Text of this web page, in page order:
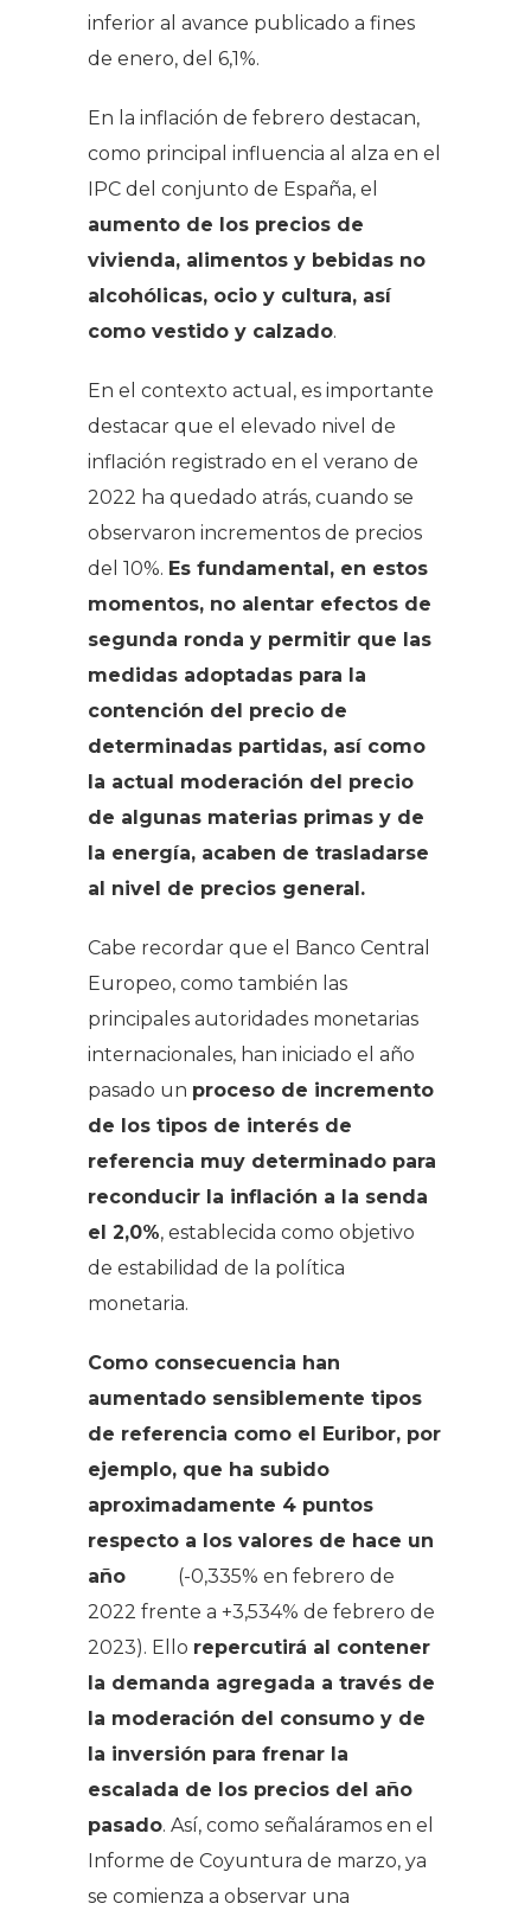
inferior al avance publicado a fines
de enero, del 6,1%.
En la inflación de febrero destacan,
como principal influencia al alza en el
IPC del conjunto de España, el
aumento de los precios de
vivienda, alimentos y bebidas no
alcohólicas, ocio y cultura, así
como vestido y calzado.
En el contexto actual, es importante
destacar que el elevado nivel de
inflación registrado en el verano de
2022 ha quedado atrás, cuando se
observaron incrementos de precios
del 10%. Es fundamental, en estos
momentos, no alentar efectos de
segunda ronda y permitir que las
medidas adoptadas para la
contención del precio de
determinadas partidas, así como
la actual moderación del precio
de algunas materias primas y de
la energía, acaben de trasladarse
al nivel de precios general.
Cabe recordar que el Banco Central
Europeo, como también las
principales autoridades monetarias
internacionales, han iniciado el año
pasado un proceso de incremento
de los tipos de interés de
referencia muy determinado para
reconducir la inflación a la senda
el 2,0%, establecida como objetivo
de estabilidad de la política
monetaria.
Como consecuencia han
aumentado sensiblemente tipos
de referencia como el Euribor, por
ejemplo, que ha subido
aproximadamente 4 puntos
respecto a los valores de hace un
año (-0,335% en febrero de
2022 frente a +3,534% de febrero de
2023). Ello repercutirá al contener
la demanda agregada a través de
la moderación del consumo y de
la inversión para frenar la
escalada de los precios del año
pasado. Así, como señaláramos en el
Informe de Coyuntura de marzo, ya
se comienza a observar una